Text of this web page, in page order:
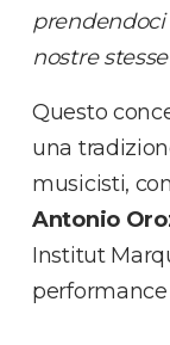
nostre
Questo
una
musicisti,
Antonio
Institut